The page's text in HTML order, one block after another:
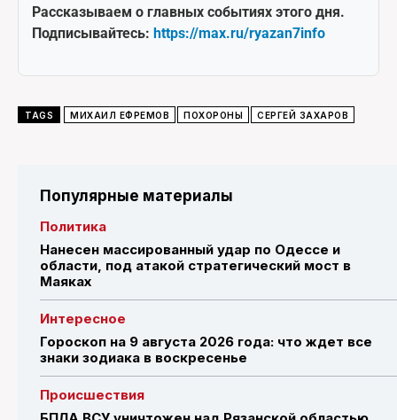
Рассказываем о главных событиях этого дня.
Подписывайтесь: https://max.ru/ryazan7info
TAGS МИХАИЛ ЕФРЕМОВ ПОХОРОНЫ СЕРГЕЙ ЗАХАРОВ
Популярные материалы
Политика
Нанесен массированный удар по Одессе и
области, под атакой стратегический мост в
Маяках
Интересное
Гороскоп на 9 августа 2026 года: что ждет все
знаки зодиака в воскресенье
Происшествия